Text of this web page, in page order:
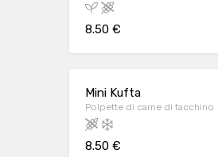
8.50 €
Mini Kufta
Polpette di carne di tacchino
8.50 €